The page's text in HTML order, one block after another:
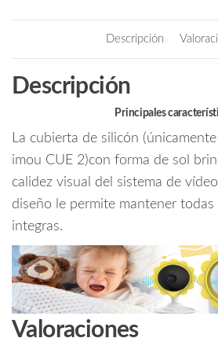
Amarillo
cantidad
o
itt
ail
Descripción
Descripción
Principales
La cubierta de silicón
imou CUE 2)con forma de sol
calidez visual del sistema de
diseño le permite mantener todas
integras.
Valoraciones